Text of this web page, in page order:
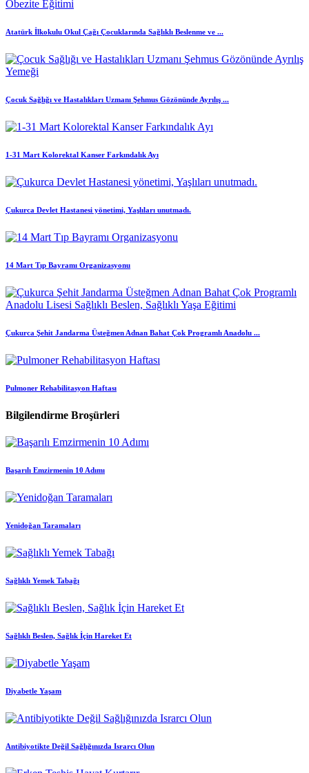
Atatürk İlkokulu Okul Çağı Çocuklarında Sağlıklı Beslenme ve ...
Çocuk Sağlığı ve Hastalıkları Uzmanı Şehmus Gözönünde Ayrılış ...
1-31 Mart Kolorektal Kanser Farkındalık Ayı
Çukurca Devlet Hastanesi yönetimi, Yaşlıları unutmadı.
14 Mart Tıp Bayramı Organizasyonu
Çukurca Şehit Jandarma Üsteğmen Adnan Bahat Çok Programlı Anadolu ...
Pulmoner Rehabilitasyon Haftası
Bilgilendirme Broşürleri
Başarılı Emzirmenin 10 Adımı
Yenidoğan Taramaları
Sağlıklı Yemek Tabağı
Sağlıklı Beslen, Sağlık İçin Hareket Et
Diyabetle Yaşam
Antibiyotikte Değil Sağlığınızda Israrcı Olun